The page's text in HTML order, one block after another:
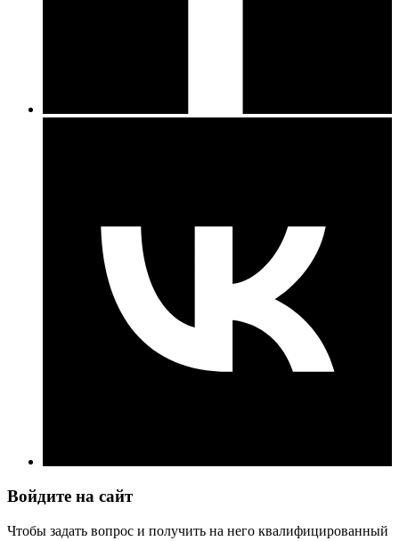
Войдите на сайт
Чтобы задать вопрос и получить на него квалифицированный